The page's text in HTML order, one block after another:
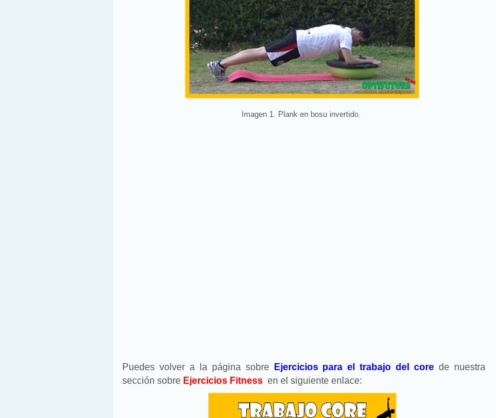
Imagen 1. Plank en bosu invertido.
Puedes volver a la página sobre Ejercicios para el trabajo del core de nuestra
sección sobre Ejercicios Fitness en el siguiente enlace: